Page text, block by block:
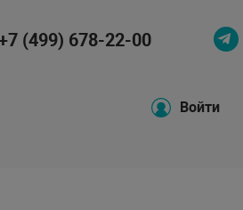
(499) 678-22-00
Войти